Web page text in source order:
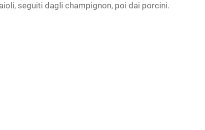
seguiti dagli champignon, poi dai porcini.